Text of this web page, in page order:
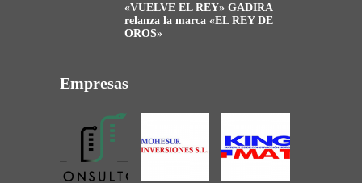
«VUELVE EL REY» GADIRA
relanza la marca «EL REY DE
OROS»
Empresas